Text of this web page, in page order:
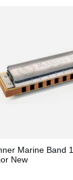
Marine Band
New